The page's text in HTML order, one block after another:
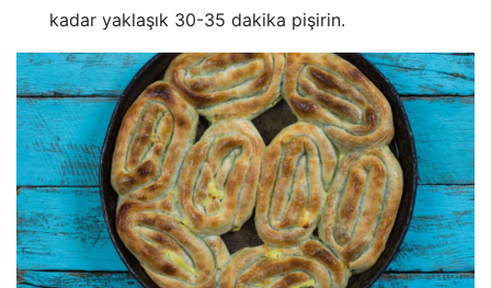
kadar yaklaşık 30-35 dakika pişirin.